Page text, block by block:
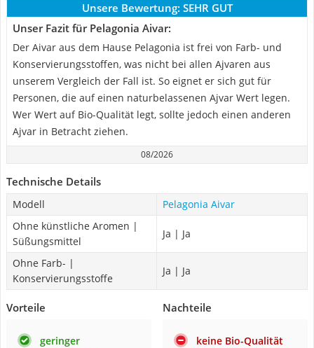
Unsere Bewertung: SEHR GUT
Unser Fazit für Pelagonia Aivar:
Der Aivar aus dem Hause Pelagonia ist frei von Farb- und
Konservierungsstoffen, was nicht bei allen Ajvaren aus
unserem Vergleich der Fall ist. So eignet er sich gut für
Personen, die auf einen naturbelassenen Ajvar Wert legen.
Wer Wert auf Bio-Qualität legt, sollte jedoch einen anderen
Ajvar in Betracht ziehen.
08/2026
Technische Details
Modell
Pelagonia Aivar
Ohne künstliche Aromen |
Süßungsmittel
Ja | Ja
Ohne Farb- |
Konservierungsstoffe
Ja | Ja
Vorteile
geringer
Nachteile
keine Bio-Qualität